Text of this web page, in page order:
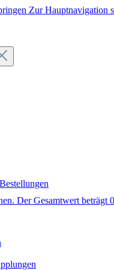
Zur Hauptnavigation
Bestellungen
Der Gesamtwert beträgt